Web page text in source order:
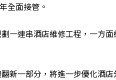
全面接管。
一連串酒店維修工程，一方
新一部分，將進一步優化酒